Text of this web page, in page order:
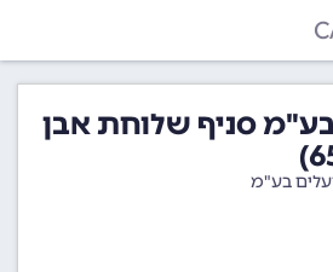
סניף שלוחת אבן
בע"מ